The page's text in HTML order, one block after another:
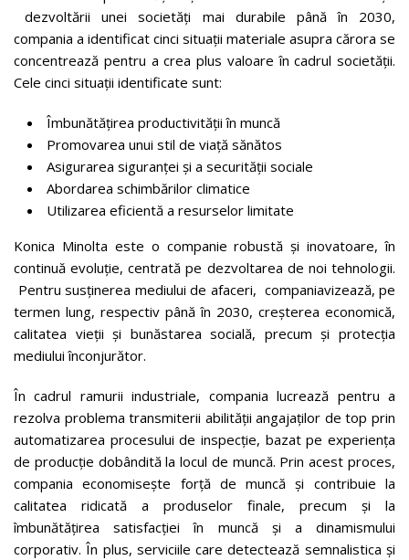
dezvoltării unei societăți mai durabile până în 2030,
compania a identificat cinci situații materiale asupra cărora se
concentrează pentru a crea plus valoare în cadrul societății.
Cele cinci situații identificate sunt:
Îmbunătățirea productivității în muncă
Promovarea unui stil de viață sănătos
Asigurarea siguranței și a securității sociale
Abordarea schimbărilor climatice
Utilizarea eficientă a resurselor limitate
Konica Minolta este o companie robustă și inovatoare, în
continuă evoluție, centrată pe dezvoltarea de noi tehnologii.
Pentru susținerea mediului de afaceri, companiavizează, pe
termen lung, respectiv până în 2030, creșterea economică,
calitatea vieții și bunăstarea socială, precum și protecția
mediului înconjurător.
În cadrul ramurii industriale, compania lucrează pentru a
rezolva problema transmiterii abilității angajaților de top prin
automatizarea procesului de inspecție, bazat pe experiența
de producție dobândită la locul de muncă. Prin acest proces,
compania economisește forță de muncă și contribuie la
calitatea ridicată a produselor finale, precum și la
îmbunătățirea satisfacției în muncă și a dinamismului
corporativ. În plus, serviciile care detectează semnalistica și